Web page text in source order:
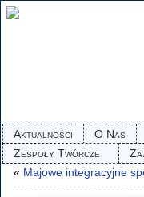
Aktualności O Nas
Zespoły Twórcze
« Majowe integracyjne